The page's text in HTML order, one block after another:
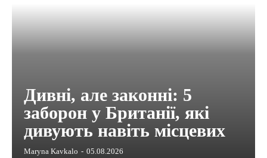
Дивні, але законні: 5
заборон у Британії, які
дивують навіть місцевих
Maryna Kavkalo - 05.08.2026